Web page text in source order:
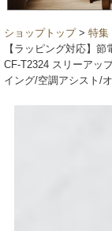
ショップトップ> 特集
【ラッピング対応】
CF-T2324 スリーアッ
イング/空調アシスト/